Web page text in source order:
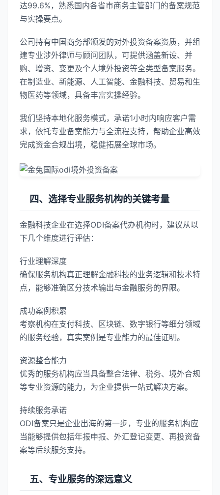
达99.6%，熟悉国内各省市商务主管部门的备案规范
与实操要点。
公司持有中国商务部颁发的对外投资备案资质，并组
建专业涉外律师与顾问团队，可提供涵盖新设、并
购、增资、变更及个人境外投资等全类型备案服务。
在制造业、新能源、人工智能、金融科技、贸易和生
物医药等领域，具备丰富实操经验。
我们坚持本地化服务模式，承诺1小时内响应客户需
求，依托专业备案能力与全流程支持，帮助企业高效
完成资金合规出境，稳健拓展全球市场。
四、选择专业服务机构的关键考量
金融科技企业在选择ODI备案代办机构时，建议从以
下几个维度进行评估：
行业理解深度
确保服务机构真正理解金融科技的业务逻辑和技术特
点，能够准确区分技术输出与金融服务的界限。
成功案例积累
考察机构在支付科技、区块链、数字银行等细分领域
的服务经验，真实案例是专业能力的最佳证明。
资源整合能力
优秀的服务机构应当具备整合法律、税务、境外合规
等专业资源的能力，为企业提供一站式解决方案。
持续服务承诺
ODI备案只是企业出海的第一步，专业的服务机构应
当能够提供包括年报申报、外汇登记变更、再投资备
案等后续服务支持。
五、专业服务的深远意义